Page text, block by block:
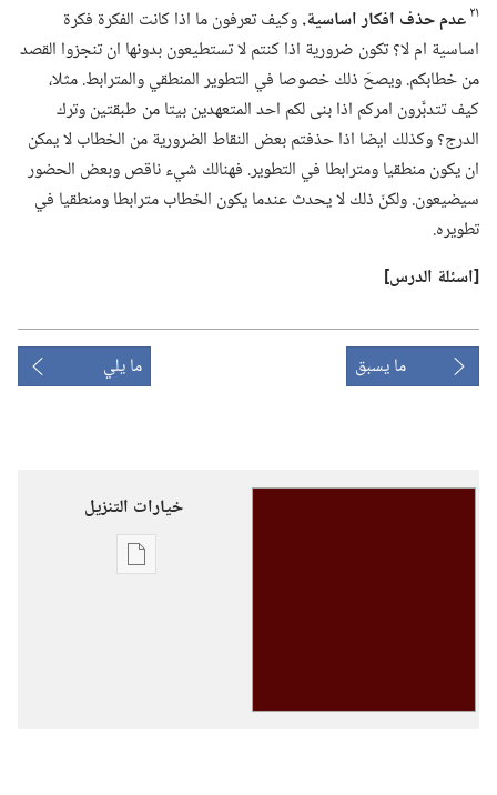
٢١عدم حذف افكار اساسية.‏وكيف تعرفون ما اذا كانت الفكرة فكرة
اساسية ام لا؟‏ تكون ضرورية اذا كنتم لا تستطيعون بدونها ان تنجزوا القصد
من خطابكم.‏ ويصحّ ذلك خصوصا في التطوير المنطقي والمترابط.‏ مثلا،‏
كيف تتدبَّرون امركم اذا بنى لكم احد المتعهدين بيتا من طبقتين وترك
الدرج؟‏ وكذلك ايضا اذا حذفتم بعض النقاط الضرورية من الخطاب لا يمكن
ان يكون منطقيا ومترابطا في التطوير.‏ فهنالك شيء ناقص وبعض الحضور
سيضيعون.‏ ولكنّ ذلك لا يحدث عندما يكون الخطاب مترابطا ومنطقيا في
تطويره.‏
‏[اسئلة الدرس]‏
ما يسبق ما يلي
خيارات التنزيل
خيارات